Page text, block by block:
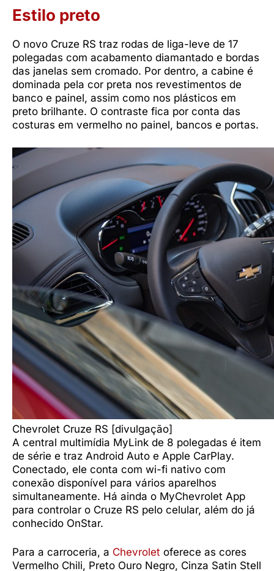
Estilo preto
O novo Cruze RS traz rodas de liga-leve de 17
polegadas com acabamento diamantado e bordas
das janelas sem cromado. Por dentro, a cabine é
dominada pela cor preta nos revestimentos de
banco e painel, assim como nos plásticos em
preto brilhante. O contraste fica por conta das
costuras em vermelho no painel, bancos e portas.
Chevrolet Cruze RS [divulgação]
A central multimídia MyLink de 8 polegadas é item
de série e traz Android Auto e Apple CarPlay.
Conectado, ele conta com wi-fi nativo com
conexão disponível para vários aparelhos
simultaneamente. Há ainda o MyChevrolet App
para controlar o Cruze RS pelo celular, além do já
conhecido OnStar.
Para a carroceria, a Chevrolet oferece as cores
Vermelho Chili, Preto Ouro Negro, Cinza Satin Stell